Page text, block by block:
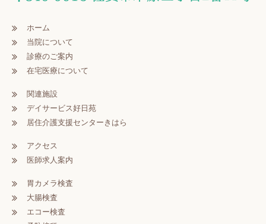
ホーム
当院について
診療のご案内
在宅医療について
関連施設
デイサービス好日苑
居住介護支援センターきはら
アクセス
医師求人案内
胃カメラ検査
大腸検査
エコー検査